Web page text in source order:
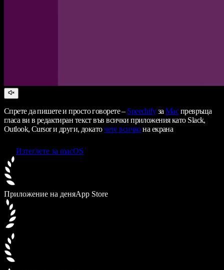
Спрете да пишете и просто говорете – SpeechifyзаMacпревръща
гласа ви в редактиран текст във всички приложения като Slack,
Outlook, Cursor и други, докаточете всичкона екрана
Изтеглете за macOS
Приложение на деняApp Store